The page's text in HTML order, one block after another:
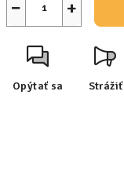
+
−
Opýtať sa Strážiť